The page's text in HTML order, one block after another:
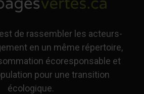
de rassembler les acteurs-
en un même répertoire,
écoresponsable et
pour une transition
écologique.